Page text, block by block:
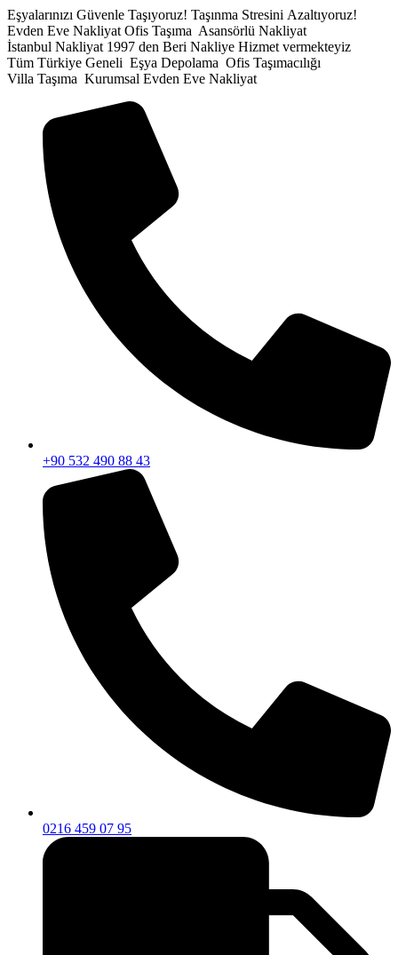
İçeriğe
atla
Eşyalarınızı Güvenle Taşıyoruz! Taşınma Stresini Azaltıyoruz!
Evden Eve Nakliyat Ofis Taşıma Asansörlü Nakliyat
İstanbul Nakliyat 1997 den Beri Nakliye Hizmet vermekteyiz
Tüm Türkiye Geneli Eşya Depolama Ofis Taşımacılığı
Villa Taşıma Kurumsal Evden Eve Nakliyat
+90 532 490 88 43
0216 459 07 95